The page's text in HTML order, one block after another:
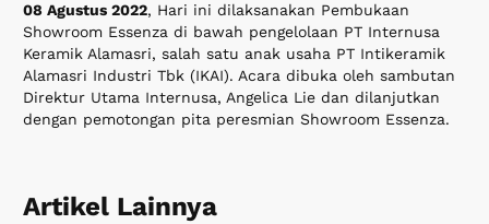
08 Agustus 2022, Hari ini dilaksanakan Pembukaan
Showroom Essenza di bawah pengelolaan PT Internusa
Keramik Alamasri, salah satu anak usaha PT Intikeramik
Alamasri Industri Tbk (IKAI). Acara dibuka oleh sambutan
Direktur Utama Internusa, Angelica Lie dan dilanjutkan
dengan pemotongan pita peresmian Showroom Essenza.
Artikel Lainnya